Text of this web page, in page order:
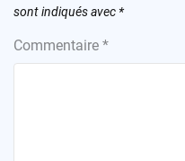
sont indiqués avec *
Commentaire *